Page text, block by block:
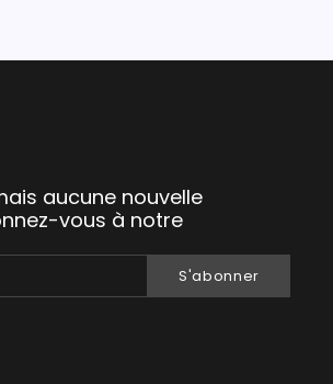
aucune nouvelle
vous à notre
S'abonner